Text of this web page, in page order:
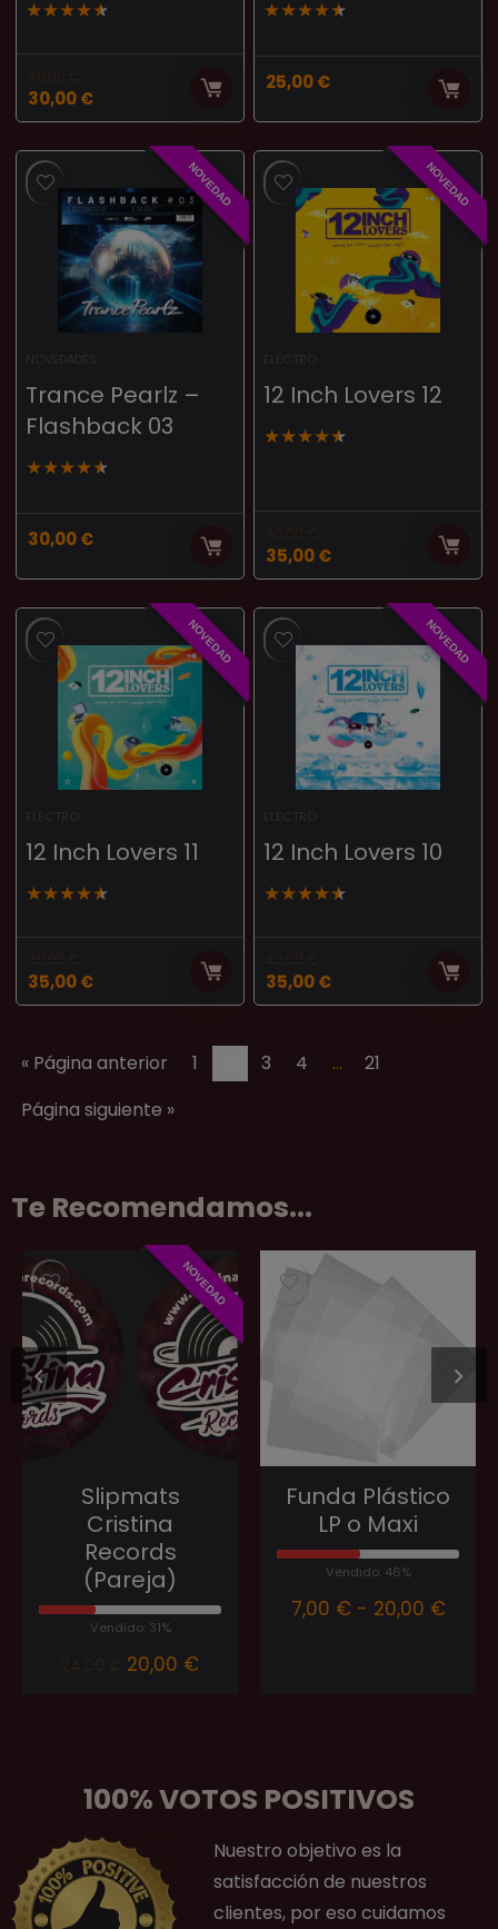
★★★★★
40,00 €
30,00€
★★★★★
25,00€
NOVEDAD
Trance Pearlz –
Flashback 03
★★★★★
30,00€
NOVEDAD
12 Inch Lovers 12
★★★★★
40,00 €
35,00€
NOVEDAD
12 Inch Lovers 11
★★★★★
40,00 €
35,00€
NOVEDAD
12 Inch Lovers 10
★★★★★
40,00 €
35,00€
« Página anterior 1 3 4 …
21
Página siguiente »
Te Recomendamos...
NOVEDAD
Slipmats
Cristina
Records
(Pareja)
Vendido: 31%
24,00 € 20,00 €
Funda Plástico
LP o Maxi
Vendido: 46%
7,00 € - 20,00 €
100% VOTOS POSITIVOS
Nuestro objetivo es la
satisfacción de nuestros
clientes, por eso cuidamos